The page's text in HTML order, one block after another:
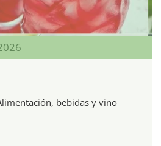
bebidas y vino